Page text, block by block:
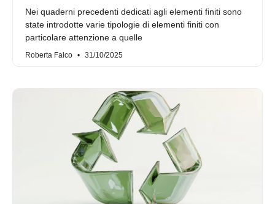
Nei quaderni precedenti dedicati agli elementi finiti sono
state introdotte varie tipologie di elementi finiti con
particolare attenzione a quelle
Roberta Falco 31/10/2025